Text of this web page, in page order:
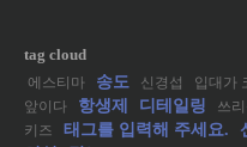
tag cloud
에스티마 송도 신경섭
입대가
앞이다
항생제 디테일링
쓰
키즈
태그를 입력해 주세요.